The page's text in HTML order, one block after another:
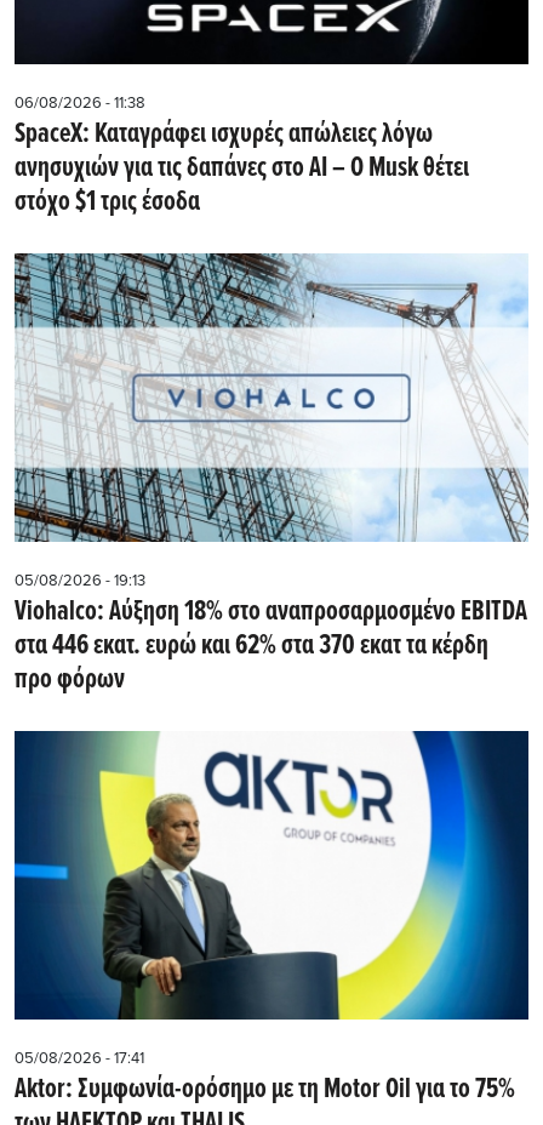
06/08/2026 - 11:38
SpaceX: Καταγράφει ισχυρές απώλειες λόγω
ανησυχιών για τις δαπάνες στο AI – Ο Musk θέτει
στόχο $1 τρις έσοδα
05/08/2026 - 19:13
Viohalco: Αύξηση 18% στο αναπροσαρμοσμένο EBITDA
στα 446 εκατ. ευρώ και 62% στα 370 εκατ τα κέρδη
προ φόρων
05/08/2026 - 17:41
Aktor: Συμφωνία-ορόσημο με τη Motor Oil για το 75%